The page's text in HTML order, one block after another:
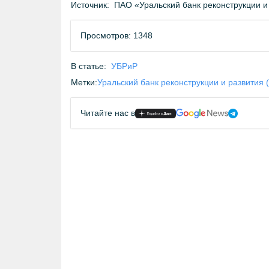
Источник: ПАО «Уральский банк
Просмотров: 1348
В статье: УБРиР
Метки:Уральский банк реконструкции и
Читайте нас в